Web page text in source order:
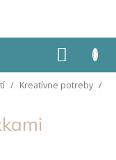
KOŠÍK
/ Kreatívne potreby /